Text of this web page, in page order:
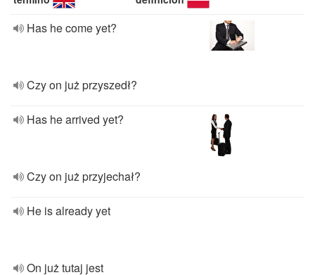
Has he come yet?
Czy on już przyszedł?
Has he arrived yet?
Czy on już przyjechał?
He is already yet
On już tutaj jest